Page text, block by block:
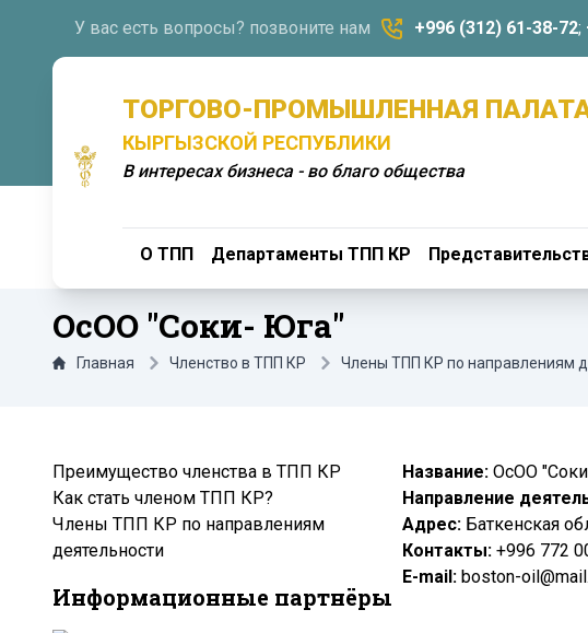
У вас есть вопросы? позвоните нам +996 (312) 61-38-72;
ТОРГОВО-ПРОМЫШЛЕННАЯ
КЫРГЫЗСКОЙ РЕСПУБЛИКИ
В интересах бизнеса - во благо общества
О ТПП Департаменты ТПП КР
ОсОО "Соки- Юга"
Главная Членство в ТПП КР Члены ТПП КР по направлениям
Преимущество членства в ТПП КР
Как стать членом ТПП КР?
Члены ТПП КР по направлениям
деятельности
Информационные партнёры
Название: ОсОО
Направление
Адрес: Баткенская
Контакты: +996 772
Е-mail: boston-